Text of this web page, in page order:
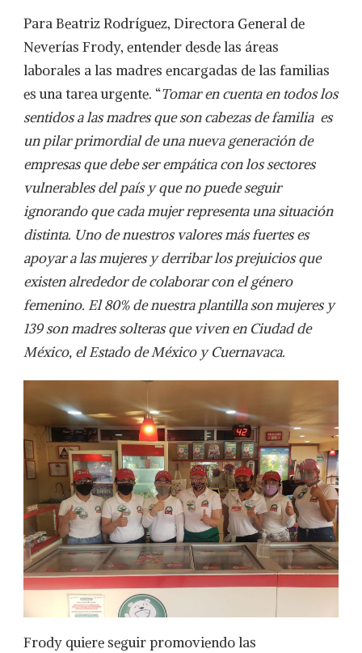
Para Beatriz Rodríguez, Directora General de
Neverías Frody, entender desde las áreas
laborales a las madres encargadas de las familias
es una tarea urgente. “Tomar en cuenta en todos los
sentidos a las madres que son cabezas de familia es
un pilar primordial de una nueva generación de
empresas que debe ser empática con los sectores
vulnerables del país y que no puede seguir
ignorando que cada mujer representa una situación
distinta. Uno de nuestros valores más fuertes es
apoyar a las mujeres y derribar los prejuicios que
existen alrededor de colaborar con el género
femenino. El 80% de nuestra plantilla son mujeres y
139 son madres solteras que viven en Ciudad de
México, el Estado de México y Cuernavaca.
Frody quiere seguir promoviendo las